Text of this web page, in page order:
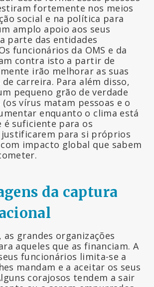
fortemente nos meios
social e na política para
amplo apoio aos seus
parte das entidades
funcionários da OMS e da
contra isto a partir de
irão melhorar as suas
carreira. Para além disso,
pequeno grão de verdade
vírus matam pessoas e o
enquanto o clima está
é suficiente para os
para si próprios
impacto global que sabem
da captura
as grandes organizações
aqueles que as financiam. A
funcionários limita-se a
mandam e a aceitar os seus
corajosos tendem a sair